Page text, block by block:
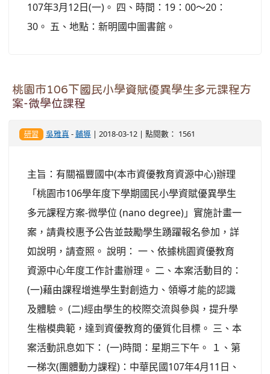
107年3月12日(一)。 四、時間：19：00～20：
30。 五、地點：新明國中圖書館。
桃園市106下國民小學資賦優異學生多元課程方
案-微學位課程
研習 吳雅真 -輔導| 2018-03-12 | 點閱數： 1561
主旨：有關福豐國中(本市資優教育資源中心)辦理
「桃園市106學年度下學期國民小學資賦優異學生
多元課程方案-微學位 (nano degree)」實施計畫一
案，請貴校惠予公告並鼓勵學生踴躍報名參加，詳
如說明，請查照。 說明： 一、依據桃園資優教育
資源中心年度工作計畫辦理。 二、本案活動目的：
(一)藉由課程增進學生對創造力、領導才能的認識
及體驗。 (二)經由學生的校際交流與參與，提升學
生楷模典範，達到資優教育的優質化目標。 三、本
案活動訊息如下： (一)時間：星期三下午。 １、第
一梯次(團體動力課程)：中華民國107年4月11日、